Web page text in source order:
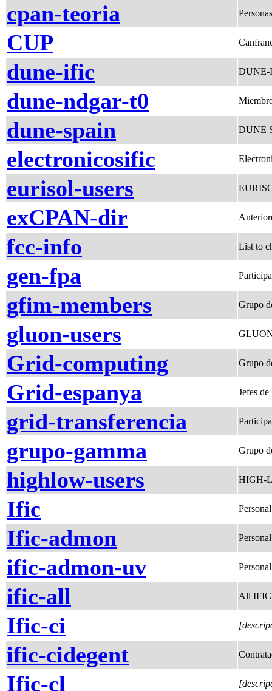
cpan-teoria
CUP
dune-ific DUNE-
dune-ndgar-t0
dune-spain DUNE
electronicosific
eurisol-users
exCPAN-dir
fcc-info List to
gen-fpa
gfim-members Grupo
gluon-users
Grid-computing Grupo
Grid-espanya Jefes
grid-transferencia
grupo-gamma Grupo
highlow-users HIGH-
Ific
Ific-admon
ific-admon-uv
ific-all All IFIC
Ific-ci
ific-cidegent
Ific-cl